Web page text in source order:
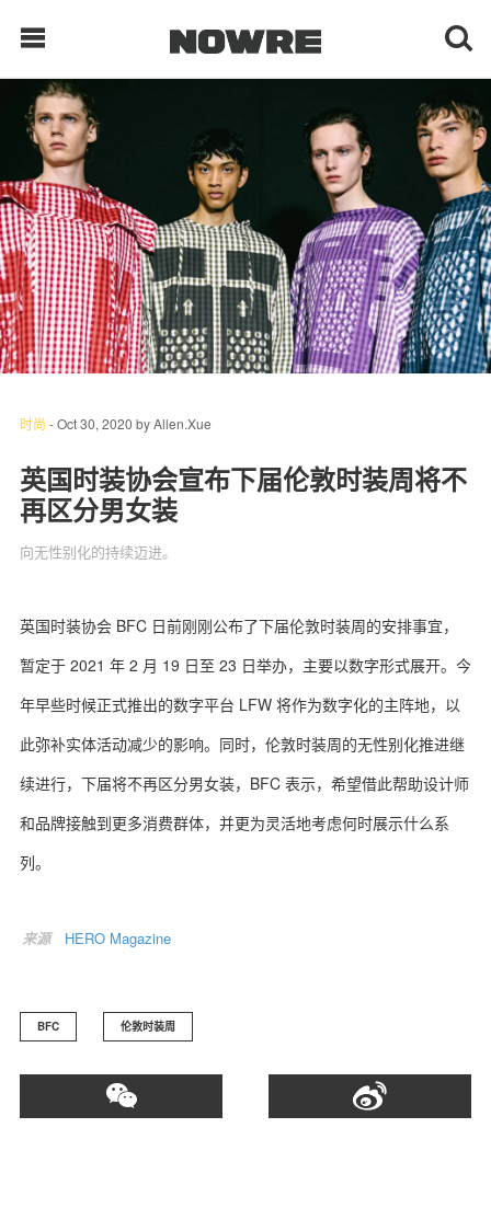
每日鲜榨
现客视点
每日栏目
时 尚
球 鞋
科 技
时尚 -Oct 30, 2020 byAllen.Xue
英国时装协会宣布下届伦敦时装周将不
再区分男女装
向无性别化的持续迈进。
英国时装协会 BFC 日前刚刚公布了下届伦敦时装周的安排事宜，
暂定于 2021 年 2 月 19 日至 23 日举办，主要以数字形式展开。今
年早些时候正式推出的数字平台 LFW 将作为数字化的主阵地，以
此弥补实体活动减少的影响。同时，伦敦时装周的无性别化推进继
续进行，下届将不再区分男女装，BFC 表示，希望借此帮助设计师
和品牌接触到更多消费群体，并更为灵活地考虑何时展示什么系
列。
来源 HERO Magazine
BFC 伦敦时装周